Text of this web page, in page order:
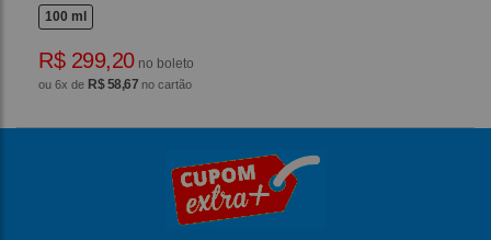
100 ml
R$ 299,20no boleto
ou 6x de R$ 58,67 no cartão